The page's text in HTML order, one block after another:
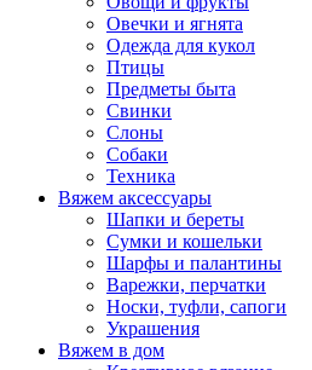
Овечки и ягнята
Одежда для кукол
Птицы
Предметы быта
Свинки
Слоны
Собаки
Техника
Вяжем аксессуары
Шапки и береты
Сумки и кошельки
Шарфы и палантины
Варежки, перчатки
Носки, туфли, сапоги
Украшения
Вяжем в дом